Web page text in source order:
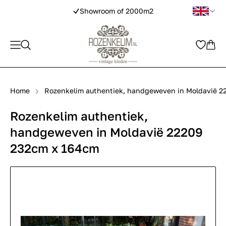
Showroom of 2000m2
Home Rozenkelim authentiek, handgeweven in Moldavië
Rozenkelim authentiek,
handgeweven in Moldavië 22209
232cm x 164cm